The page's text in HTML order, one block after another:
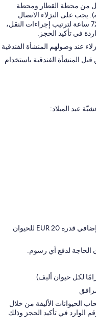
من محطة القطار ومحطة
يجب على النزلاء الاتصال
بالمنشأة الفندقية قبل الوصول بمدة 72 ساعة لترتيب إجراءات النقل،
في تأكيد الحجز.
عند وصولهم المنشأة الفندقية
المنشأة الفندقية باستخدام
عيد الميلاد:
يُسمَح بالحيوانات الأليفة مقابل رسم إضافي قدره EUR 20 للحيوان
الحاجة لدفع أي رسوم.
الأليفة من خلال
الوارد في تأكيد الحجز وذلك